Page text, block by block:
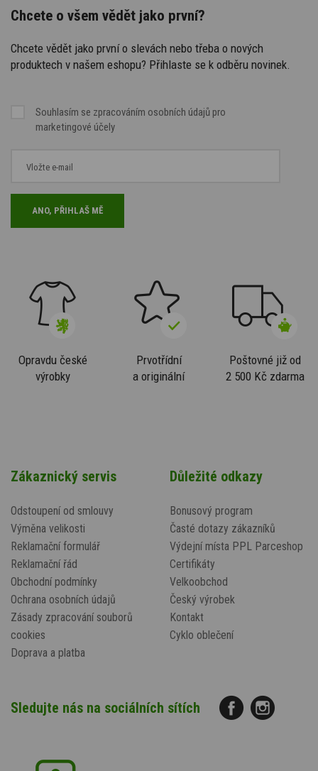
Chcete o všem vědět jako první?
Chcete vědět jako první o slevách nebo třeba o nových
produktech v našem eshopu? Přihlaste se k odběru novinek.
Souhlasím se zpracováním osobních údajů pro
marketingové účely
Opravdu české
výrobky
Prvotřídní
a originální
Poštovné již od
2 500 Kč zdarma
Zákaznický servis
Odstoupení od smlouvy
Výměna velikosti
Reklamační formulář
Reklamační řád
Obchodní podmínky
Ochrana osobních údajů
Zásady zpracování souborů
cookies
Doprava a platba
Důležité odkazy
Bonusový program
Časté dotazy zákazníků
Výdejní místa PPL Parceshop
Certifikáty
Velkoobchod
Český výrobek
Kontakt
Cyklo oblečení
Sledujte nás na sociálních sítích